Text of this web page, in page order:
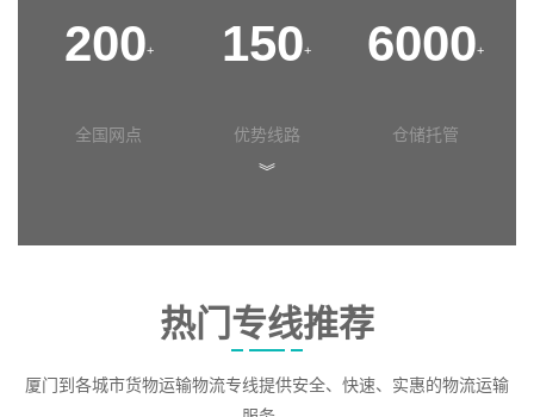
200+
全国网点
150+
优势线路
6000+
仓储托管
︾
热门专线推荐
厦门到各城市货物运输物流专线提供安全、快速、实惠的物流运输